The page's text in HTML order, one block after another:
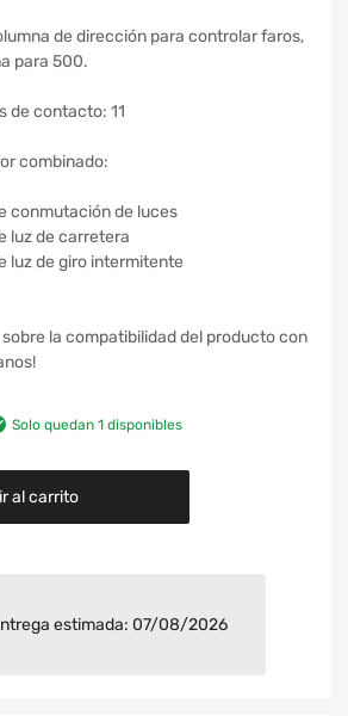
de dirección para controlar faros,
para 500.
de contacto: 11
combinado:
conmutación de luces
luz de carretera
luz de giro intermitente
la compatibilidad del producto con
Solo quedan 1 disponibles
al carrito
estimada: 07/08/2026